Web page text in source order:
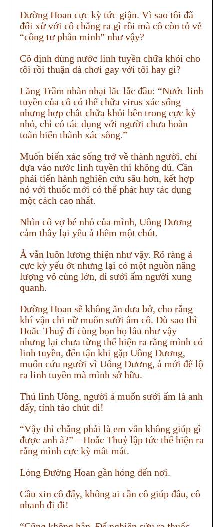
Đường Hoan cực kỳ tức giận. Vì sao tôi đã
đối xử với cô chẳng ra gì rồi mà cô còn tỏ vẻ
“công tư phân minh” như vậy?
Cô định dùng nước linh tuyền chữa khỏi cho
tôi rồi thuận đà chơi gay với tôi hay gì?
Lăng Trầm nhàn nhạt lắc lắc đầu: “Nước linh
tuyền của cô có thể chữa virus xác sống
nhưng hợp chất chữa khỏi bên trong cực kỳ
nhỏ, chỉ có tác dụng với người chưa hoàn
toàn biến thành xác sống.”
Muốn biến xác sống trở về thành người, chỉ
dựa vào nước linh tuyền thì không đủ. Cần
phải tiến hành nghiên cứu sâu hơn, kết hợp
nó với thuốc mới có thể phát huy tác dụng
một cách cao nhất.
Nhìn cô vợ bé nhỏ của mình, Uông Dương
cảm thấy lại yêu ả thêm một chút.
Ả vẫn luôn lương thiện như vậy. Rõ ràng ả
cực kỳ yếu ớt nhưng lại có một nguồn năng
lượng vô cùng lớn, đi sưởi ấm người xung
quanh.
Đường Hoan sẽ không ăn dưa bở, cho rằng
khí vận chi nữ muốn sưởi ấm cô. Dù sao thì
Hoắc Thuỷ đi cùng bọn họ lâu như vậy
nhưng lại chưa từng thể hiện ra rằng mình có
linh tuyền, đến tận khi gặp Uông Dương,
muốn cứu người vì Uông Dương, ả mới để lộ
ra linh tuyền mà mình sở hữu.
Thủ lĩnh Uông, người ả muốn sưởi ấm là anh
đấy, tỉnh táo chút đi!
“Vậy thì chẳng phải là em vẫn không giúp gì
được anh à?” – Hoắc Thuỷ lập tức thể hiện ra
rằng mình cực kỳ mất mát.
Lòng Đường Hoan gần hỏng đến nơi.
Cầu xin cô đấy, không ai cần cô giúp đâu, cô
nhanh đi đi!